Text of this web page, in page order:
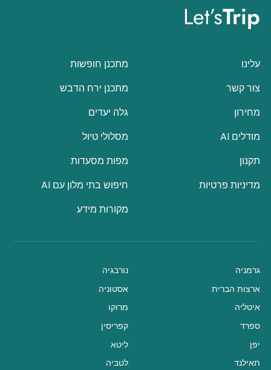
Let’sTrip
עלינו
צור קשר
מחירון
מודלים AI
תקנון
מדיניות פרטיות
מתכנן חופשות
מתכנן ירח הדבש
גלה יעדים
מסלולי טיול
מפות מסעדות
חיפוש בתי מלון עם AI
מקורות מידע
גרמניה
ארצות הברית
איטליה
ספרד
יפן
תאילנד
נורבגיה
אסטוניה
מרוקו
קפריסין
ליטא
לטביה